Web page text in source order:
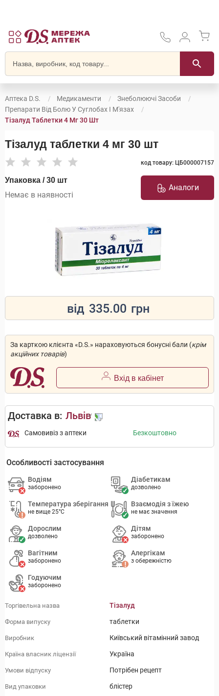
Аптека D.S. Медикаменти
Знеболюючі Засоби
Препарати Від Болю У Суглобах І М'язах
Тізалуд Таблетки 4 Мг 30 Шт
Тізалуд таблетки 4 мг 30 шт
код товару: ЦБ000007157
Упаковка / 30 шт
Немає в наявності
Аналоги
від 335.00 грн
За карткою клієнта «D.S.» нараховуються бонусні бали (крім
акційних товарів)
Вхід в кабінет
Доставка в: Львів
Самовивіз з аптеки Безкоштовно
Особливості застосування
Водіям
заборонено
Діабетикам
дозволено
Температура зберігання
не вище 25°C
Взаємодія з їжею
не має значення
Дорослим
дозволено
Дітям
заборонено
Вагітним
заборонено
Алергікам
з обережністю
Годуючим
заборонено
Торгівельна назва Тізалуд
Форма випуску таблетки
Виробник Київський вітамінний завод
Країна власник ліцензії Україна
Умови відпуску Потрібен рецепт
Вид упаковки блістер